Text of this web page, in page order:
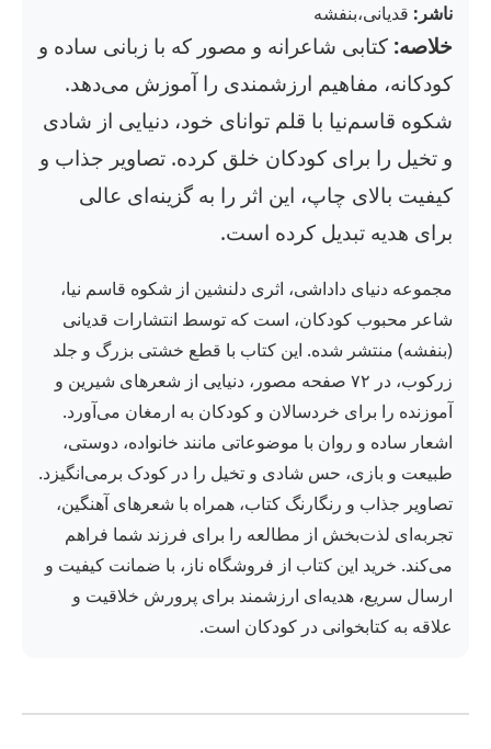
ناشر: قدیانی،بنفشه
خلاصه: کتابی شاعرانه و مصور که با زبانی ساده و
کودکانه، مفاهیم ارزشمندی را آموزش می‌دهد.
شکوه قاسم‌نیا با قلم توانای خود، دنیایی از شادی
و تخیل را برای کودکان خلق کرده. تصاویر جذاب و
کیفیت بالای چاپ، این اثر را به گزینه‌ای عالی
برای هدیه تبدیل کرده است.
مجموعه دنیای داداشی، اثری دلنشین از شکوه قاسم نیا،
شاعر محبوب کودکان، است که توسط انتشارات قدیانی
(بنفشه) منتشر شده. این کتاب با قطع خشتی بزرگ و جلد
زرکوب، در ۷۲ صفحه مصور، دنیایی از شعرهای شیرین و
آموزنده را برای خردسالان و کودکان به ارمغان می‌آورد.
اشعار ساده و روان با موضوعاتی مانند خانواده، دوستی،
طبیعت و بازی، حس شادی و تخیل را در کودک برمی‌انگیزد.
تصاویر جذاب و رنگارنگ کتاب، همراه با شعرهای آهنگین،
تجربه‌ای لذت‌بخش از مطالعه را برای فرزند شما فراهم
می‌کند. خرید این کتاب از فروشگاه ناز، با ضمانت کیفیت و
ارسال سریع، هدیه‌ای ارزشمند برای پرورش خلاقیت و
علاقه به کتابخوانی در کودکان است.